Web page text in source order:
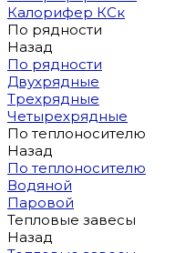
Калорифер КСк
По рядности
Назад
По рядности
Двухрядные
Трехрядные
Четырехрядные
По теплоносителю
Назад
По теплоносителю
Водяной
Паровой
Тепловые завесы
Назад